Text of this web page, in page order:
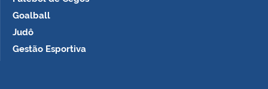
Goalball
Judô
Gestão Esportiva